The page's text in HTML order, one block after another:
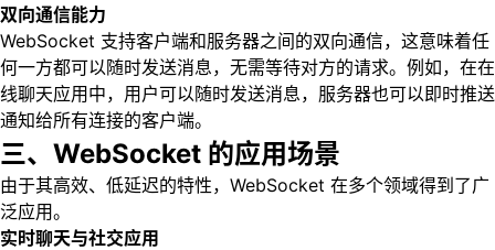
双向通信能力
WebSocket 支持客户端和服务器之间的双向通信，这意味着任
何一方都可以随时发送消息，无需等待对方的请求。例如，在在
线聊天应用中，用户可以随时发送消息，服务器也可以即时推送
通知给所有连接的客户端。
三、WebSocket 的应用场景
由于其高效、低延迟的特性，WebSocket 在多个领域得到了广
泛应用。
实时聊天与社交应用